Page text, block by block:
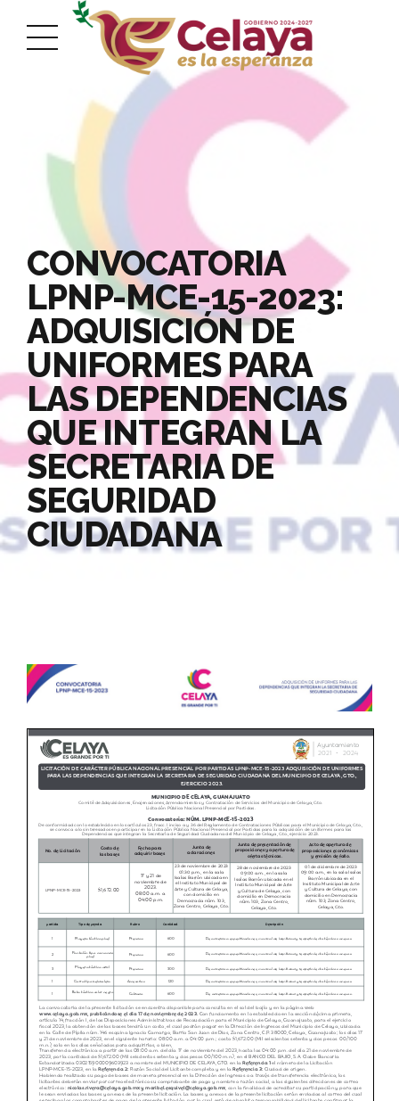
CONVOCATORIA
LPNP-MCE-15-2023:
ADQUISICIÓN DE
UNIFORMES PARA
LAS DEPENDENCIAS
QUE INTEGRAN LA
SECRETARIA DE
SEGURIDAD
CIUDADANA